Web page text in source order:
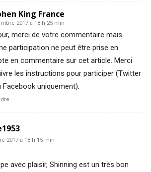
King France
2017 à 18 h 25 min
merci de votre commentaire mais
participation ne peut être prise en
en commentaire sur cet article. Merci
les instructions pour participer (Twitter
uniquement).
2017 à 18 h 15 min
avec plaisir, Shinning est un très bon